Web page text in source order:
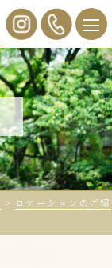
> ロケーションのご紹